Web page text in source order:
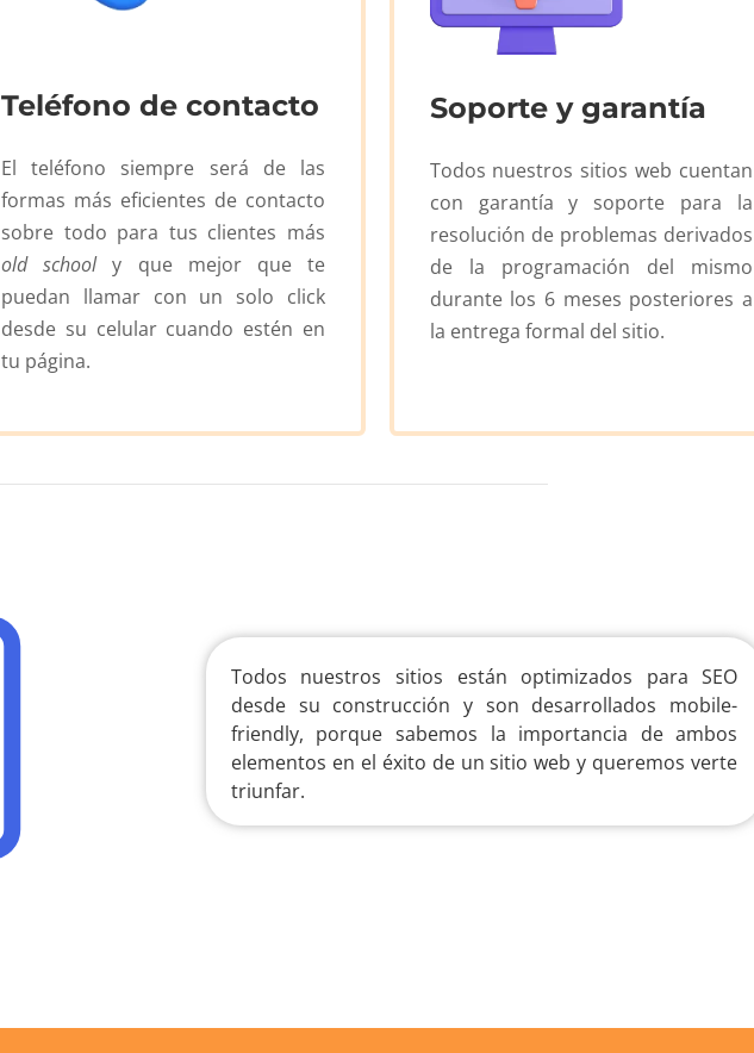
Teléfono de contacto
El teléfono siempre será de las
formas más eficientes de contacto
sobre todo para tus clientes más
old schooly que mejor que te
puedan llamar con un solo click
desde su celular cuando estén en
tu página.
Soporte y garantía
Todos nuestros sitios web cuentan
con garantía y soporte para la
resolución de problemas derivados
de la programación del mismo
durante los 6 meses posteriores a
la entrega formal del sitio.
Todos nuestros sitios están optimizados para SEO
desde su construcción y son desarrollados mobile-
friendly, porque sabemos la importancia de ambos
elementos en el éxito de un sitio web y queremos verte
triunfar.